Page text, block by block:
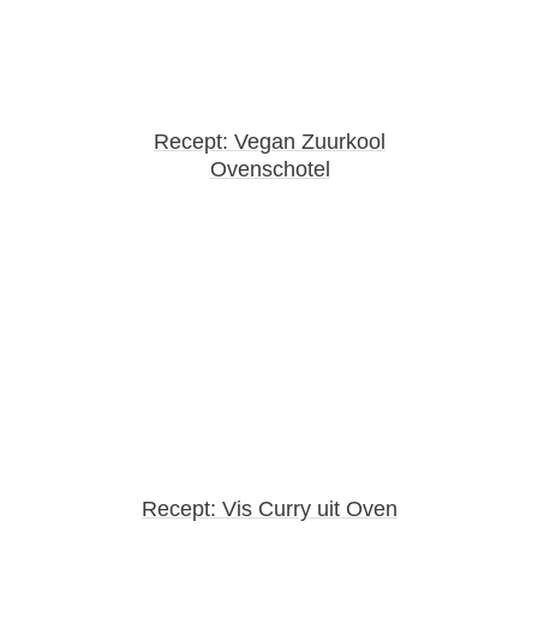
Recept: Vegan Zuurkool
Ovenschotel
Recept: Vis Curry uit Oven